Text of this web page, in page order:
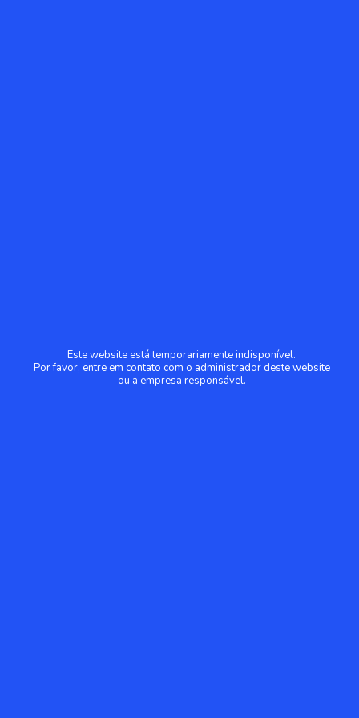
Este website está temporariamente indisponível.
Por favor, entre em contato com o administrador deste website
ou a empresa responsável.